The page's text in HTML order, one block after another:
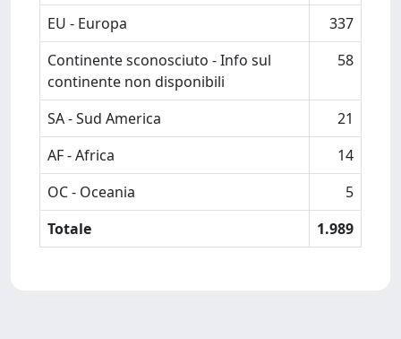
EU - Europa
337
Continente sconosciuto - Info sul
continente non disponibili
58
SA - Sud America
21
AF - Africa
14
OC - Oceania
5
Totale
1.989